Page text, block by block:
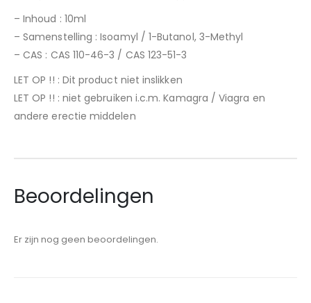
– Inhoud : 10ml
– Samenstelling : Isoamyl / 1-Butanol, 3-Methyl
– CAS : CAS 110-46-3 / CAS 123-51-3
LET OP !! : Dit product niet inslikken
LET OP !! : niet gebruiken i.c.m. Kamagra / Viagra en
andere erectie middelen
Beoordelingen
Er zijn nog geen beoordelingen.